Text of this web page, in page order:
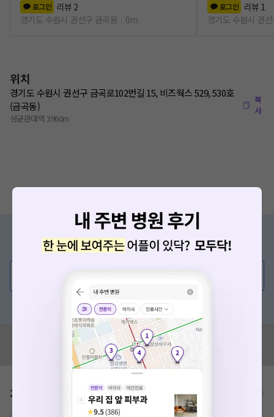
로그인 리뷰 2
경기도 수원시 권선구 금곡동
0m
로그인 리뷰 1
경기도 수원시 권
위치
경기도 수원시 권선구 금곡로102번길 15, 비즈웍스 529, 530호
(금곡동)
성균관대역 3960m
복
사
증상/치료, 궁금한 점이 있나요?
의사가 직접 답해드려요!
💬 무엇이든 물어보세요
혹은, 의료상담 서비스에 다양한 게시글 보러가기
혹시 잘못된 병원정보가 있나요?
모두닥 팀에 알려주세요!
가격표 비급여/급여 진료란?